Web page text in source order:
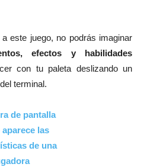
este juego, no podrás imaginar
efectos y habilidades
con tu paleta deslizando un
terminal.